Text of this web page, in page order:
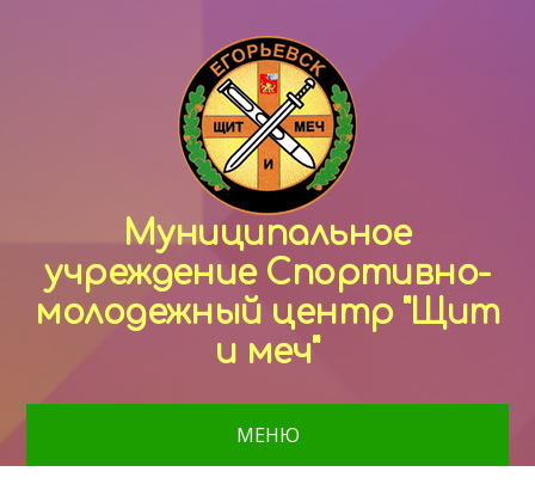
Муниципальное
учреждение Спортивно-
молодежный центр "Щит
и меч"
МЕНЮ